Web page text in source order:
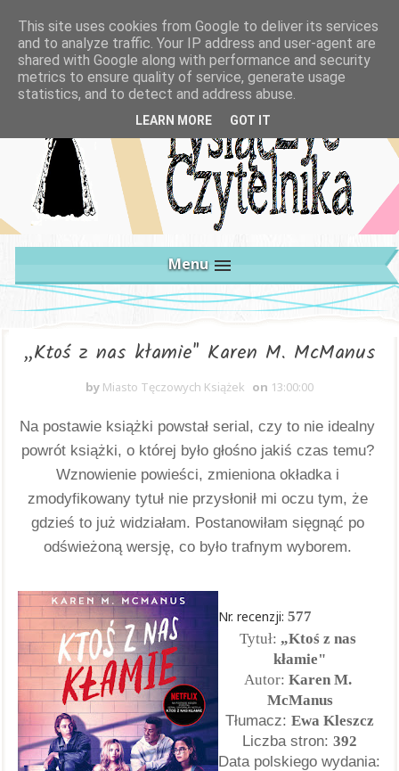
Menu
„Ktoś z nas kłamie" Karen M. McManus
by Miasto Tęczowych Książek on 13:00:00
Na postawie książki powstał serial, czy to nie idealny
powrót książki, o której było głośno jakiś czas temu?
Wznowienie powieści, zmieniona okładka i
zmodyfikowany tytuł nie przysłonił mi oczu tym, że
gdzieś to już widziałam. Postanowiłam sięgnąć po
odświeżoną wersję, co było trafnym wyborem.
Nr. recenzji: 577
Tytuł: „Ktoś z nas
kłamie"
Autor: Karen M.
McManus
Tłumacz: Ewa Kleszcz
Liczba stron: 392
Data polskiego wydania:
This site uses cookies from Google to deliver its services
and to analyze traffic. Your IP address and user-agent are
shared with Google along with performance and security
metrics to ensure quality of service, generate usage
statistics, and to detect and address abuse.
LEARN MORE GOT IT